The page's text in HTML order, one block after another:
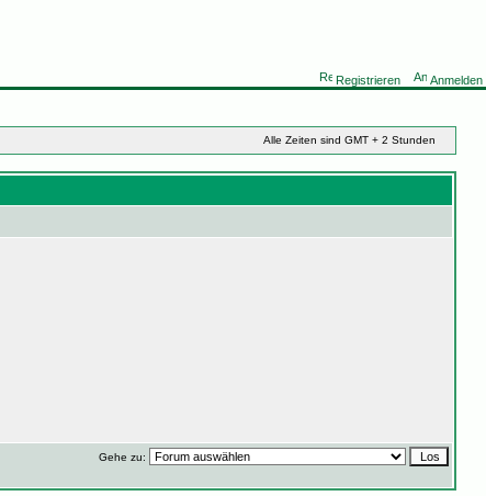
Registrieren Anmelden
Alle Zeiten sind GMT + 2 Stunden
Gehe zu: